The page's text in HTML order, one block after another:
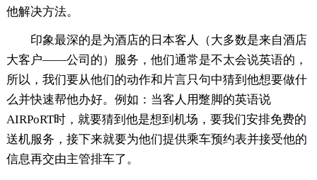
他解决方法。
印象最深的是为酒店的日本客人（大多数是来自酒店
大客户——公司的）服务，他们通常是不太会说英语的，
所以，我们要从他们的动作和片言只句中猜到他想要做什
么并快速帮他办好。例如：当客人用蹩脚的英语说
AIRPoRT时，就要猜到他是想到机场，要我们安排免费的
送机服务，接下来就要为他们提供乘车预约表并接受他的
信息再交由主管排车了。